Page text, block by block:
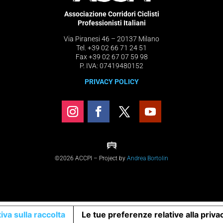
Associazione Corridori Ciclisti
Professionisti Italiani
Via Piranesi 46 – 20137 Milano
Tel. +39 02 66 71 24 51
Fax +39 02 67 07 59 98
P. IVA: 07419480152
PRIVACY POLICY
©2026 ACCPI – Project by Andrea Bortolin
sulla raccolta Le tue preferenze relative alla